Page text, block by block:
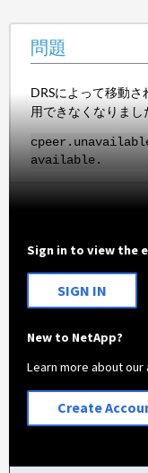
問題
DRSによって移動
用できなくなりまし
available.
Sign in to view the
SIGN IN
New to NetApp?
Learn more about
Create